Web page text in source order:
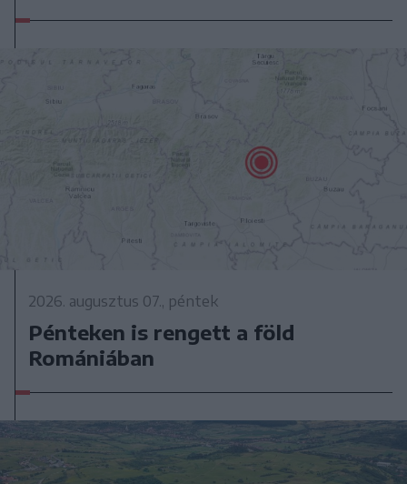
2026. augusztus 07., péntek
Pénteken is rengett a föld
Romániában